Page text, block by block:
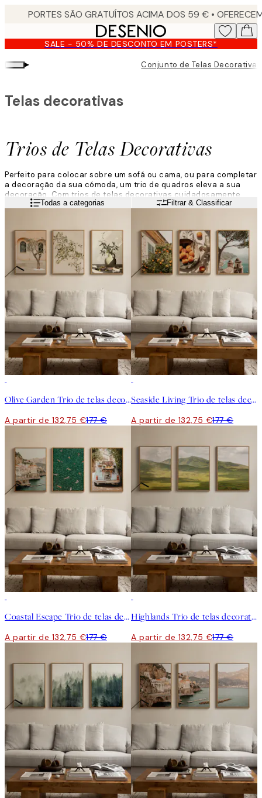
content. SALE - 50% DE DESCONTO EM POSTERS*
▸ Conjunto de Telas Decorativas
Trios de Telas Decorativas
Telas decorativas
Perfeito para colocar sobre um sofá ou cama, ou para completar
a decoração da sua cómoda, um trio de quadros eleva a sua
decoração. Com trios de telas decorativas cuidadosamente
selecionados que abrangem fotografia de natureza, paisagens
Leia maisTodas a categorias Filtrar & Classificar
Olive Garden Trio de telas decorativas
A partir de 132,75 €177 €
Seaside Living Trio de telas decorativas
A partir de 132,75 €177 €
Coastal Escape Trio de telas decorativas
A partir de 132,75 €177 €
Highlands Trio de telas decorativas
A partir de 132,75 €177 €